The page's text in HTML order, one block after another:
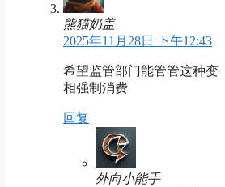
熊猫奶盖
2025年11月28日 下午12:43
希望监管部门能管管这种变
相强制消费
回复
外向小能手